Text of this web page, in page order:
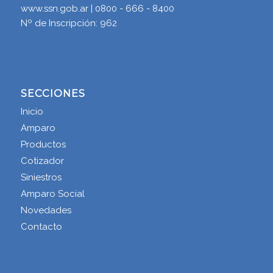
www.ssn.gob.ar | 0800 - 666 - 8400
Nº de Inscripción: 962
SECCIONES
Inicio
Amparo
Productos
Cotizador
Siniestros
Amparo Social
Novedades
Contacto